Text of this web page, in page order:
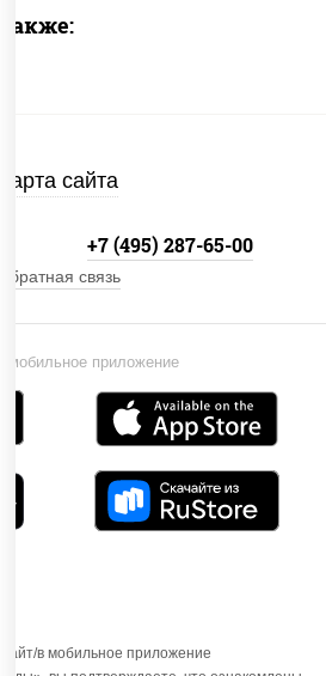
Карта сайта
мобильное приложение
+7 (495) 287-65-00
Обратная связь
Сайт/в мобильное приложение